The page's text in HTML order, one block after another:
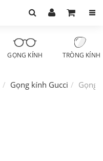
GỌNG KÍNH TRÒNG KÍNH
Gọng kính Gucci Gọng